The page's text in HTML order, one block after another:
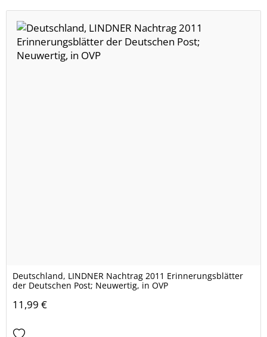
Deutschland, LINDNER Nachtrag 2011 Erinnerungsblätter
der Deutschen Post; Neuwertig, in OVP
11,99 €